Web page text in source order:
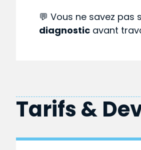
💬 Vous ne savez
diagnostic avant
Tarifs &